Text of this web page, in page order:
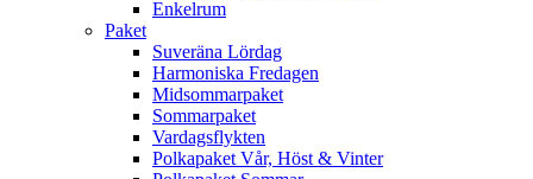
Enkelrum
Paket
Suveräna Lördag
Harmoniska Fredagen
Midsommarpaket
Sommarpaket
Vardagsflykten
Polkapaket Vår, Höst & Vinter